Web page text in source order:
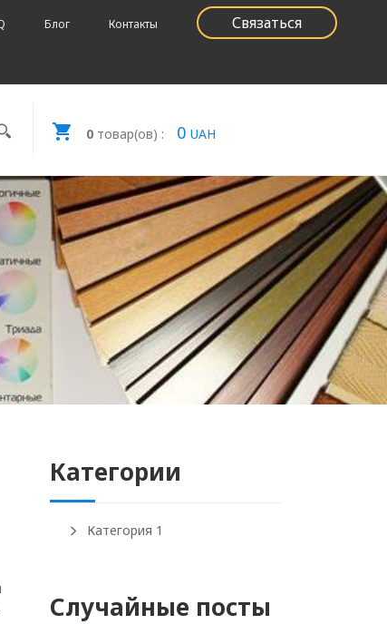
Блог Контакты Связаться
0товар(ов) : 0 UAH
Категории
Категория 1
Случайные посты